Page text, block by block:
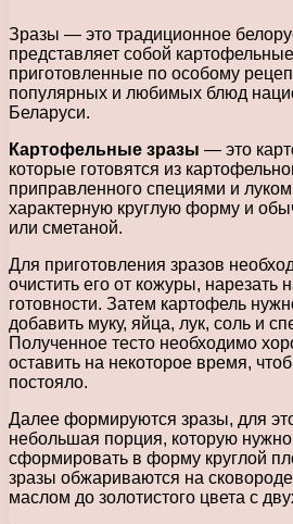
Зразы — это традиционное
представляет собой
приготовленные по особому
популярных и любимых блюд
Беларуси.
Картофельные зразы — это
которые готовятся из
приправленного специями и
характерную круглую форму и
или сметаной.
Для приготовления зразов
очистить его от кожуры, нарезать
готовности. Затем картофель
добавить муку, яйца, лук, соль и
Полученное тесто необходимо
оставить на некоторое время,
постояло.
Далее формируются зразы, для
небольшая порция, которую
сформировать в форму круглой
зразы обжариваются на
маслом до золотистого цвета с